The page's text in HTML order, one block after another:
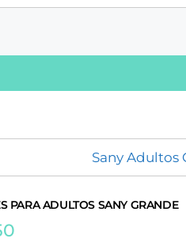
PARA ADULTOS SANY GRANDE